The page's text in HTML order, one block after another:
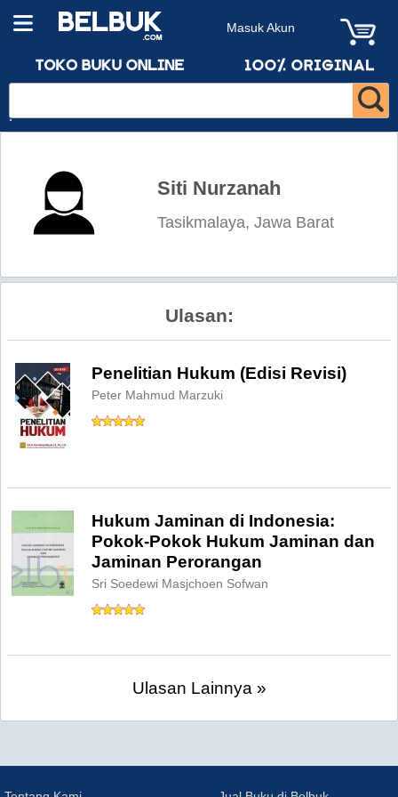
Masuk Akun
Siti Nurzanah
Tasikmalaya, Jawa Barat
Ulasan:
Penelitian Hukum (Edisi Revisi)
Peter Mahmud Marzuki
Hukum Jaminan di Indonesia:
Pokok-Pokok Hukum Jaminan dan
Jaminan Perorangan
Sri Soedewi Masjchoen Sofwan
Ulasan Lainnya »